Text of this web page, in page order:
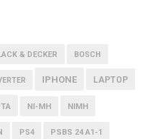
& DECKER BOSCH
IPHONE LAPTOP
NI-MH NIMH
PS4 PSBS 24 A1-1